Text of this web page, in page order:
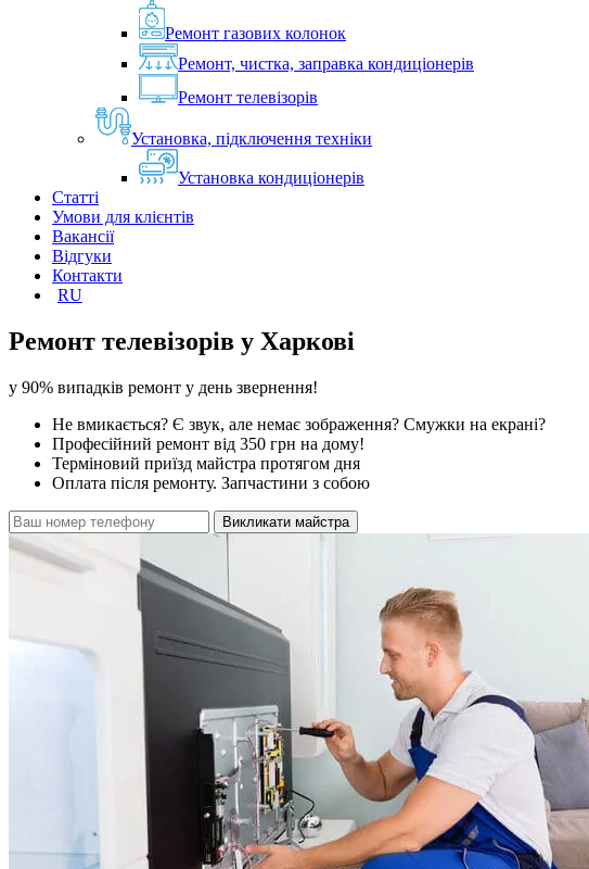
Ремонт газових колонок
Ремонт, чистка, заправка кондиціонерів
Ремонт телевізорів
Установка, підключення техніки
Установка кондиціонерів
Статті
Умови для клієнтів
Вакансії
Відгуки
Контакти
RU
Ремонт телевізорів у Харкові
у 90% випадків ремонт у день звернення!
Не вмикається? Є звук, але немає зображення? Смужки на екрані?
Професійний ремонт від 350 грн на дому!
Терміновий приїзд майстра протягом дня
Оплата після ремонту. Запчастини з собою
Викликати майстра